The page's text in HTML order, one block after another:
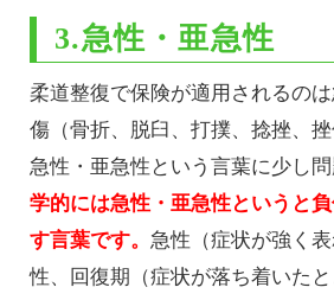
3.急性・亜急性
柔道整復で保険が適用されるの
傷（骨折、脱臼、打撲、捻挫、
急性・亜急性という言葉に少し問
学的には急性・亜急性というと
す言葉です。 急性（症状が強く
性、回復期（症状が落ち着いた